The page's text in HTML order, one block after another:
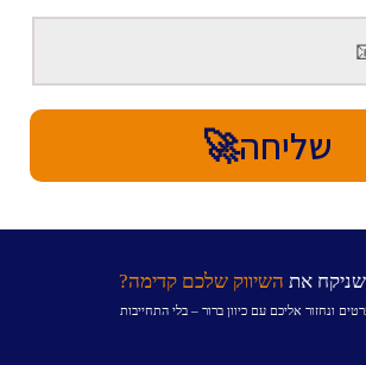
שליחה🚀
שניקח את השיווק שלכם קדימה?
ונחזור אליכם עם כיוון ברור – בלי התחייבות